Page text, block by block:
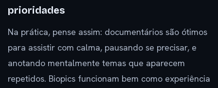
prioridades
Na prática, pense assim: documentários são ótimos
para assistir com calma, pausando se precisar, e
anotando mentalmente temas que aparecem
repetidos. Biopics funcionam bem como experiência